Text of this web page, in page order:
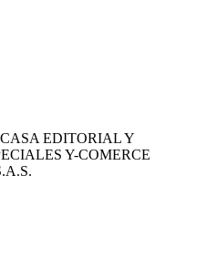
CASA EDITORIALY
Y-COMERCE